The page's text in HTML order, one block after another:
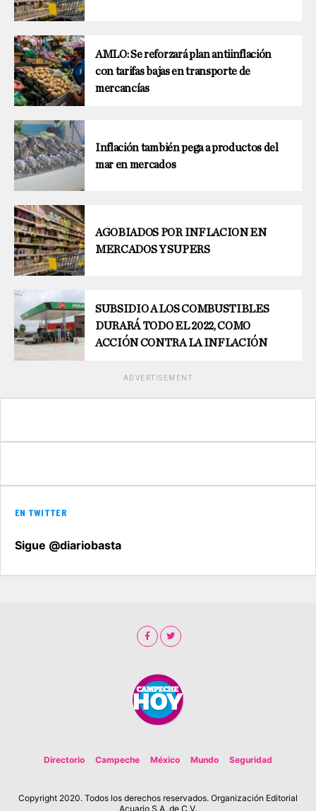
AMLO: Se reforzará plan antiinflación
con tarifas bajas en transporte de
mercancías
Inflación también pega a productos del
mar en mercados
AGOBIADOS POR INFLACION EN
MERCADOS Y SUPERS
SUBSIDIO A LOS COMBUSTIBLES
DURARÁ TODO EL 2022, COMO
ACCIÓN CONTRA LA INFLACIÓN
ADVERTISEMENT
EN TWITTER
Sigue @diariobasta
Directorio Campeche México Mundo Seguridad
Copyright 2020. Todos los derechos reservados. Organización Editorial
Acuario S.A. de C.V.